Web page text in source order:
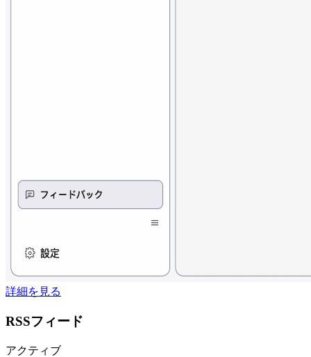
詳細を見る
RSSフィード
アクティブ